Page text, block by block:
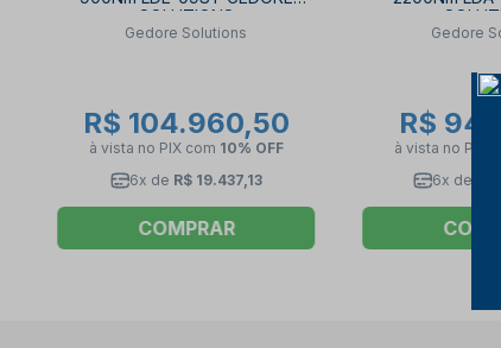
SOLUTIONS
Gedore Solutions
R$ 104.960,50
à vista no PIX com 10% OFF
6x de R$ 19.437,13
COMPRAR
Gedore
R$
à vista no PIX
6x de